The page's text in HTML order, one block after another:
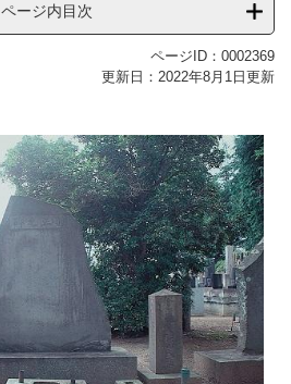
ページ内目次
ページID：0002369
更新日：2022年8月1日更新